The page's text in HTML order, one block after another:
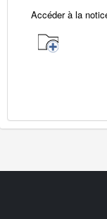
Accéder à la